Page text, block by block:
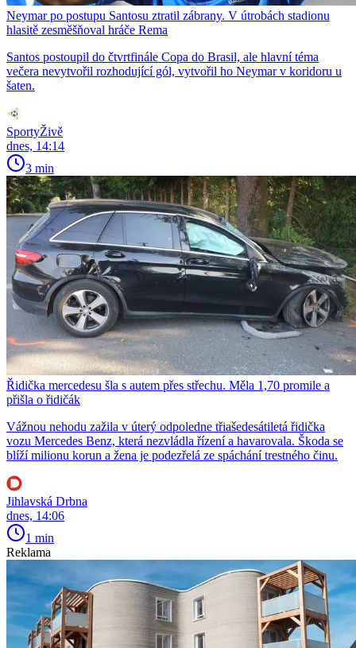
Neymar po postupu Santosu ztratil zábrany. V útrobách stadionu
hlasitě zesměšňoval hráče Rema
Santos postoupil do čtvrtfinále Copa do Brasil, ale hlavní téma
večera nevytvořil rozhodující gól, vytvořil ho Neymar v koridoru u
šaten.
SportyŽivě
dnes, 14:14
3 min
Řidička mercedesu šla s autem přes střechu. Měla 1,70 promile a
přišla o řidičák
Vážnou nehodu zažila v úterý odpoledne třiašedesátiletá řidička
vozu Mercedes Benz, která nezvládla řízení a havarovala. Škoda se
blíží milionu korun a žena je podezřelá ze spáchání trestného činu.
Jihlavská Drbna
dnes, 14:06
1 min
Reklama